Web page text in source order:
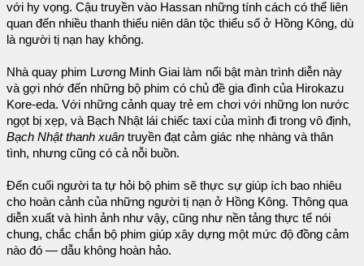
với hy vọng. Cậu truyền vào Hassan những tính cách có thể liên
quan đến nhiều thanh thiếu niên dân tộc thiểu số ở Hồng Kông, dù
là người tị nạn hay không.
Nhà quay phim Lương Minh Giai làm nổi bật màn trình diễn này
và gợi nhớ đến những bộ phim có chủ đề gia đình của Hirokazu
Kore-eda. Với những cảnh quay trẻ em chơi với những lon nước
ngọt bị xẹp, và Bạch Nhật lái chiếc taxi của mình đi trong vô định,
Bạch Nhật thanh xuân truyền đạt cảm giác nhẹ nhàng và thân
tình, nhưng cũng có cả nỗi buồn.
Đến cuối người ta tự hỏi bộ phim sẽ thực sự giúp ích bao nhiêu
cho hoàn cảnh của những người tị nạn ở Hồng Kông. Thông qua
diễn xuất và hình ảnh như vậy, cũng như nền tảng thực tế nói
chung, chắc chắn bộ phim giúp xây dựng một mức độ đồng cảm
nào đó — dẫu không hoàn hảo.